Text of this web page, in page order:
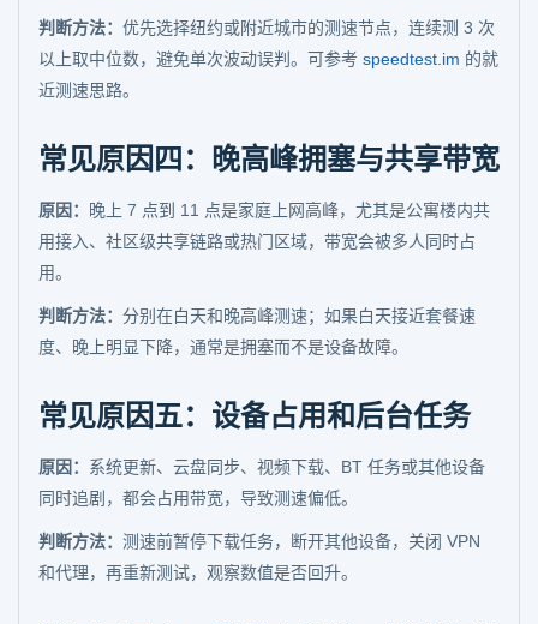
判断方法： 优先选择纽约或附近城市的测速节点，连续测 3 次
以上取中位数，避免单次波动误判。可参考 speedtest.im 的就
近测速思路。
常见原因四：晚高峰拥塞与共享带宽
原因：
晚上 7 点到 11 点是家庭上网高峰，尤其是公寓楼内共
用接入、社区级共享链路或热门区域，带宽会被多人同时占
用。
判断方法： 分别在白天和晚高峰测速；如果白天接近套餐速
度、晚上明显下降，通常是拥塞而不是设备故障。
常见原因五：设备占用和后台任务
原因： 系统更新、云盘同步、视频下载、BT 任务或其他设备
同时追剧，都会占用带宽，导致测速偏低。
判断方法： 测速前暂停下载任务，断开其他设备，关闭 VPN
和代理，再重新测试，观察数值是否回升。